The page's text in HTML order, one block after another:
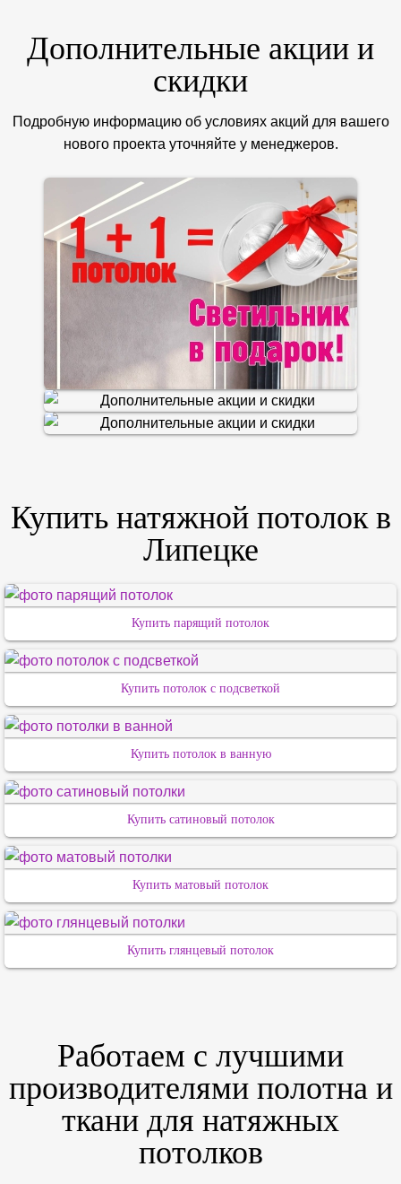
Дополнительные акции и
скидки
Подробную информацию об условиях акций для вашего
нового проекта уточняйте у менеджеров.
Купить натяжной потолок в
Липецке
Купить парящий потолок
Купить потолок с подсветкой
Купить потолок в ванную
Купить сатиновый потолок
Купить матовый потолок
Купить глянцевый потолок
Работаем с лучшими
производителями полотна и
ткани для натяжных
потолков